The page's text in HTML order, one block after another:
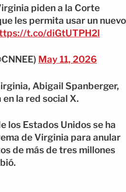
piden a la Corte
les permita usar un nuevo
t.co/diGtUTPH2l
May 11, 2026
Abigail Spanberger,
la red social X.
los Estados Unidos se ha
de Virginia para anular
de más de tres millones